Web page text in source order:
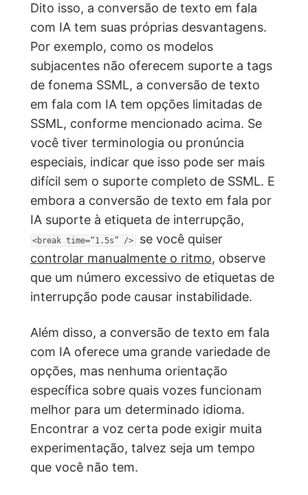
Dito isso, a conversão de texto em fala
com IA tem suas próprias desvantagens.
Por exemplo, como os modelos
subjacentes não oferecem suporte a tags
de fonema SSML, a conversão de texto
em fala com IA tem opções limitadas de
SSML, conforme mencionado acima. Se
você tiver terminologia ou pronúncia
especiais, indicar que isso pode ser mais
difícil sem o suporte completo de SSML. E
embora a conversão de texto em fala por
IA suporte à etiqueta de interrupção,
<break time=“1.5s” /> se você quiser
controlar manualmente o ritmo, observe
que um número excessivo de etiquetas de
interrupção pode causar instabilidade.
Além disso, a conversão de texto em fala
com IA oferece uma grande variedade de
opções, mas nenhuma orientação
específica sobre quais vozes funcionam
melhor para um determinado idioma.
Encontrar a voz certa pode exigir muita
experimentação, talvez seja um tempo
que você não tem.